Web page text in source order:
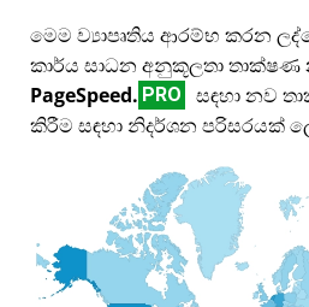
මෙම ව්‍යාපෘතිය ආරම්භ කරන
කාර්ය සාධන අනුකූලතා
PageSpeed. PRO
සඳහා නව
කිරීම සඳහා නිදර්ශන පරිසරයක්